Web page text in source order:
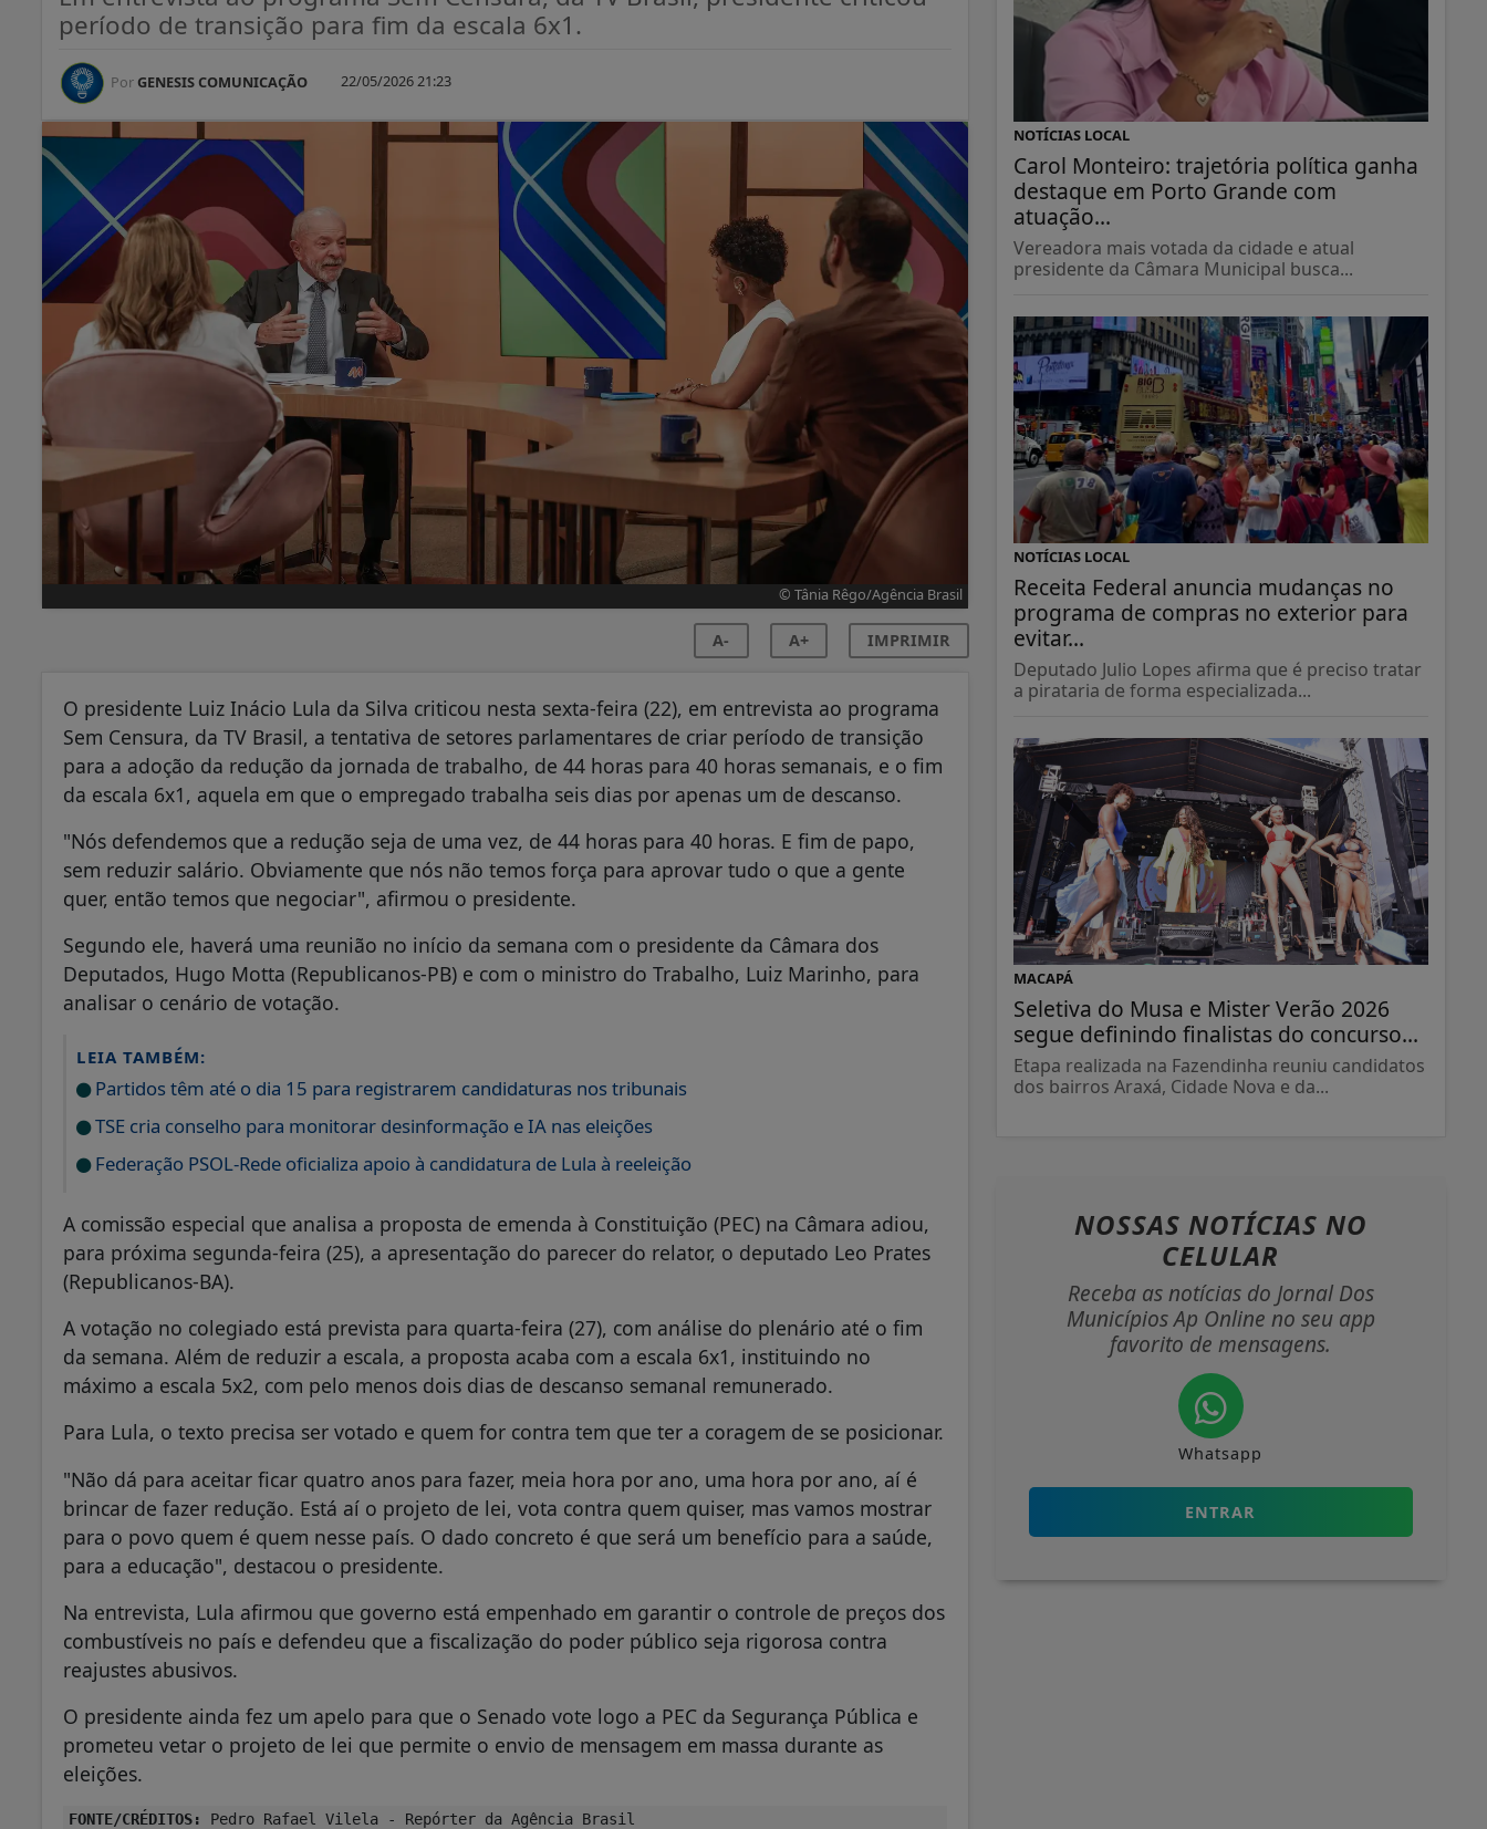
período de transição para fim da escala 6x1.
Por GENESIS COMUNICAÇÃO 22/05/2026 21:23
© Tânia Rêgo/Agência Brasil
A- A+ IMPRIMIR
O presidente Luiz Inácio Lula da Silva criticou nesta sexta-feira (22), em entrevista ao programa
Sem Censura, da TV Brasil, a tentativa de setores parlamentares de criar período de transição
para a adoção da redução da jornada de trabalho, de 44 horas para 40 horas semanais, e o fim
da escala 6x1, aquela em que o empregado trabalha seis dias por apenas um de descanso.
"Nós defendemos que a redução seja de uma vez, de 44 horas para 40 horas. E fim de papo,
sem reduzir salário. Obviamente que nós não temos força para aprovar tudo o que a gente
quer, então temos que negociar", afirmou o presidente.
Segundo ele, haverá uma reunião no início da semana com o presidente da Câmara dos
Deputados, Hugo Motta (Republicanos-PB) e com o ministro do Trabalho, Luiz Marinho, para
analisar o cenário de votação.
LEIA TAMBÉM:
Partidos têm até o dia 15 para registrarem candidaturas nos tribunais
TSE cria conselho para monitorar desinformação e IA nas eleições
Federação PSOL-Rede oficializa apoio à candidatura de Lula à reeleição
A comissão especial que analisa a proposta de emenda à Constituição (PEC) na Câmara adiou,
para próxima segunda-feira (25), a apresentação do parecer do relator, o deputado Leo Prates
(Republicanos-BA).
A votação no colegiado está prevista para quarta-feira (27), com análise do plenário até o fim
da semana. Além de reduzir a escala, a proposta acaba com a escala 6x1, instituindo no
máximo a escala 5x2, com pelo menos dois dias de descanso semanal remunerado.
Para Lula, o texto precisa ser votado e quem for contra tem que ter a coragem de se posicionar.
"Não dá para aceitar ficar quatro anos para fazer, meia hora por ano, uma hora por ano, aí é
brincar de fazer redução. Está aí o projeto de lei, vota contra quem quiser, mas vamos mostrar
para o povo quem é quem nesse país. O dado concreto é que será um benefício para a saúde,
para a educação", destacou o presidente.
Na entrevista, Lula afirmou que governo está empenhado em garantir o controle de preços dos
combustíveis no país e defendeu que a fiscalização do poder público seja rigorosa contra
reajustes abusivos.
O presidente ainda fez um apelo para que o Senado vote logo a PEC da Segurança Pública e
prometeu vetar o projeto de lei que permite o envio de mensagem em massa durante as
eleições.
FONTE/CRÉDITOS: Pedro Rafael Vilela - Repórter da Agência Brasil
NOTÍCIAS LOCAL
Carol Monteiro: trajetória política ganha
destaque em Porto Grande com
atuação...
Vereadora mais votada da cidade e atual
presidente da Câmara Municipal busca...
NOTÍCIAS LOCAL
Receita Federal anuncia mudanças no
programa de compras no exterior para
evitar...
Deputado Julio Lopes afirma que é preciso tratar
a pirataria de forma especializada...
MACAPÁ
Seletiva do Musa e Mister Verão 2026
segue definindo finalistas do concurso...
Etapa realizada na Fazendinha reuniu candidatos
dos bairros Araxá, Cidade Nova e da...
NOSSAS NOTÍCIAS NO
CELULAR
Receba as notícias do Jornal Dos
Municípios Ap Online no seu app
favorito de mensagens.
Whatsapp
ENTRAR